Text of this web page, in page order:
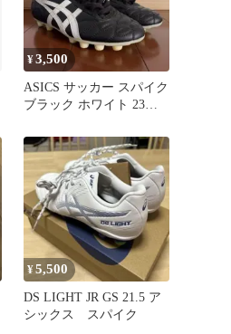
¥3,500
ASICS サッカー スパイク
ブラック ホワイト 23セ
¥5,500
DS LIGHT JR GS 21.5 ア
シックス スパイク